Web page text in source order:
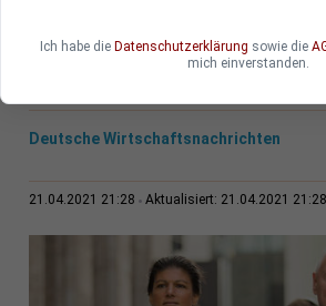
zu.
Deutsche Wirtschaftsnachrichten
21.04.2021 21:28 Aktualisiert: 21.04.2021 21:28
Ich habe die Datenschutzerklärung sowie die
mich einverstanden.